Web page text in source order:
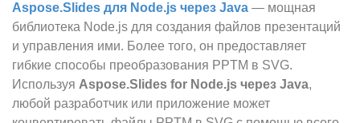
Aspose.Slides для Node.js через Java — мощная
библиотека Node.js для создания файлов презентаций
и управления ими. Более того, он предоставляет
гибкие способы преобразования PPTM в SVG.
Используя Aspose.Slides for Node.js через Java,
любой разработчик или приложение может